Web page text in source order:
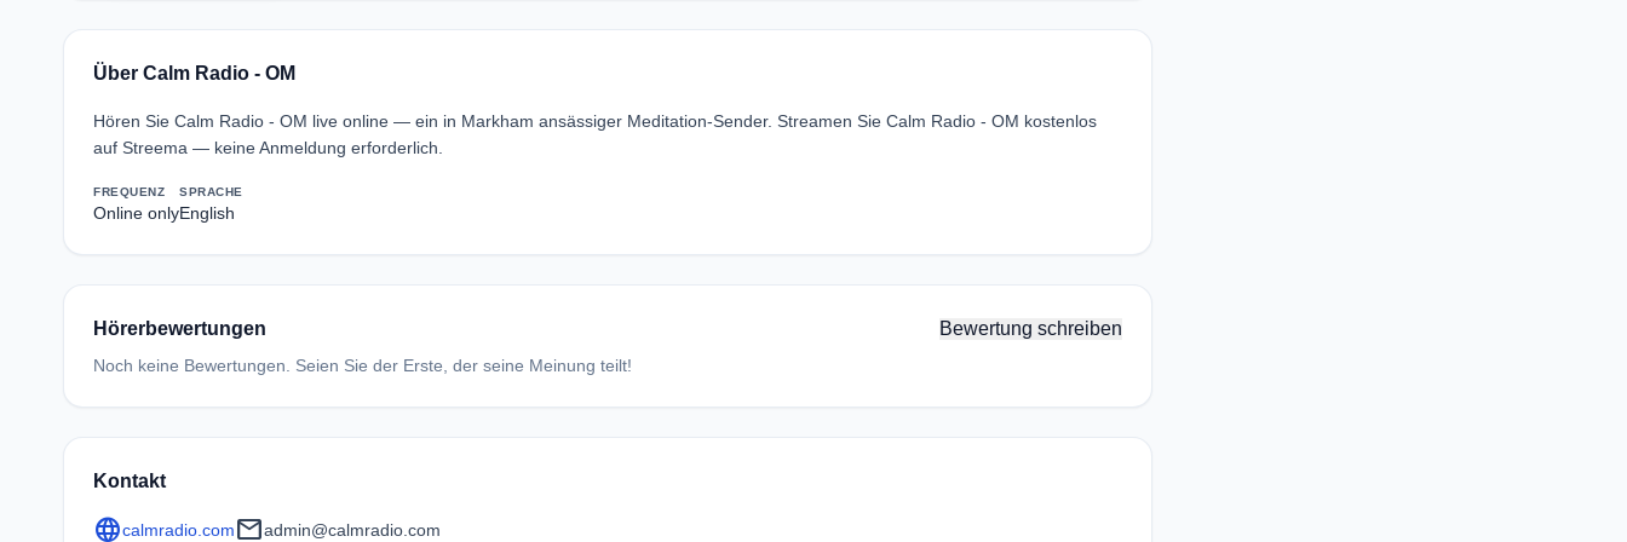
Über Calm Radio - OM
Hören Sie Calm Radio - OM live online — ein in Markham ansässiger Meditation-Sender. Streamen Sie Calm Radio - OM kostenlos
auf Streema — keine Anmeldung erforderlich.
FREQUENZ
Online only
SPRACHE
English
Hörerbewertungen Bewertung schreiben
Noch keine Bewertungen. Seien Sie der Erste, der seine Meinung teilt!
Kontakt
languagecalmradio.commailadmin@calmradio.com